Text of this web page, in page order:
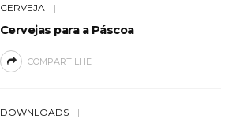
CERVEJA
Cervejas para a Páscoa
COMPARTILHE
DOWNLOADS